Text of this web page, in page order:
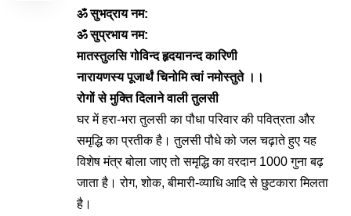
ॐ सुभद्राय नम:
ॐ सुप्रभाय नम:
मातस्तुलसि गोविन्द हृदयानन्द कारिणी
नारायणस्य पूजार्थं चिनोमि त्वां नमोस्तुते ।।
रोगों से मुक्ति दिलाने वाली तुलसी
घर में हरा-भरा तुलसी का पौधा परिवार की पवित्रता और
समृद्धि का प्रतीक है। तुलसी पौधे को जल चढ़ाते हुए यह
विशेष मंत्र बोला जाए तो समृद्धि का वरदान 1000 गुना बढ़
जाता है। रोग, शोक, बीमारी-व्याधि आदि से छुटकारा मिलता
है।